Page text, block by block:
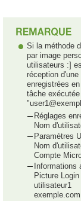
Si la méthode
par image
utilisateurs :]
réception
enregistrées
tâche
Réglages
Nom
Paramètres
Nom
Compte
Picture Login
utilisateur1
exemple.com